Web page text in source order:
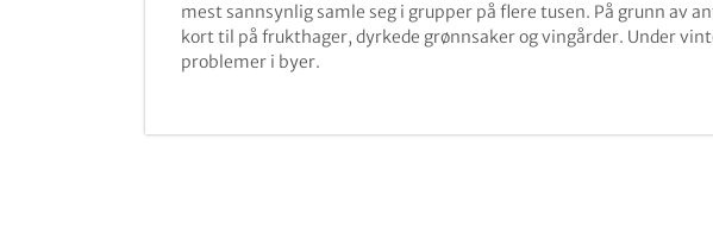
mest sannsynlig samle seg i grupper på flere tusen. På grunn av
kort til på frukthager, dyrkede grønnsaker og vingårder. Under
problemer i byer.